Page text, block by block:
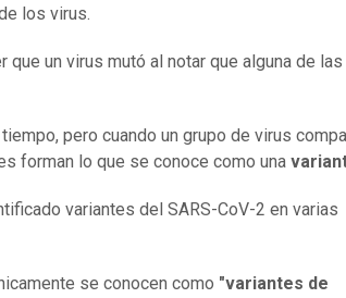
los virus.
un virus mutó al notar que alguna de las
pero cuando un grupo de virus
forman lo que se conoce como una
variantes del SARS-CoV-2 en varias
se conocen como "variantes de